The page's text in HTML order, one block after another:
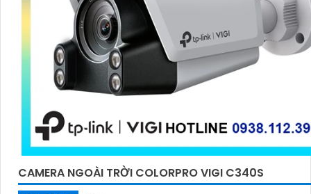
CAMERA NGOÀI TRỜI COLORPRO VIGI C340S